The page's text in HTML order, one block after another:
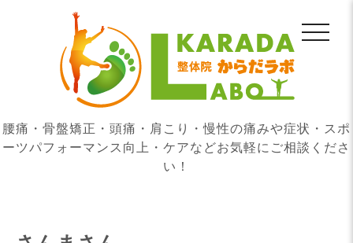
腰痛・骨盤矯正・頭痛・肩こり・慢性の痛みや症状・スポ
ーツパフォーマンス向上・ケアなどお気軽にご相談くださ
い！